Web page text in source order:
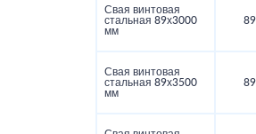
Свая винтовая
стальная 89х3000
мм
89
Свая винтовая
стальная 89х3500
мм
89